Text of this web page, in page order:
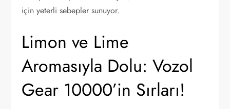
için yeterli sebepler sunuyor.
Limon ve Lime
Aromasıyla Dolu: Vozol
Gear 10000’in Sırları!